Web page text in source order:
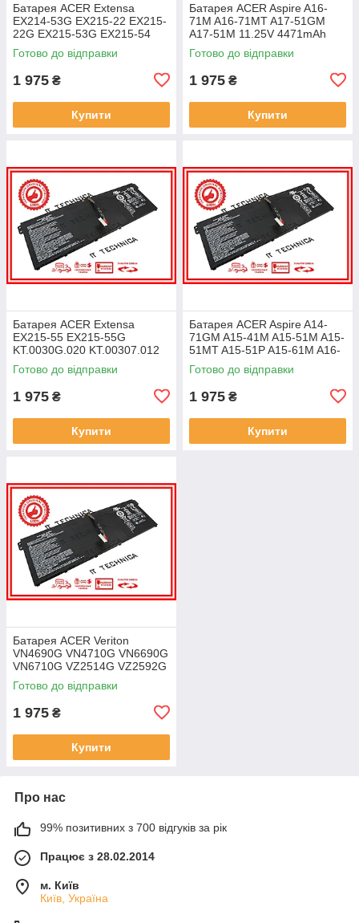
Батарея ACER Extensa
EX214-53G EX215-22 EX215-
22G EX215-53G EX215-54
EX215-54G 11.25V 4471mAh
ОРИГІНАЛ
Готово до відправки
1 975 ₴
Купити
Батарея ACER Aspire A16-
71M A16-71MT A17-51GM
A17-51M 11.25V 4471mAh
ОРИГІНАЛ
Готово до відправки
1 975 ₴
Купити
Батарея ACER Extensa
EX215-55 EX215-55G
KT.0030G.020 KT.00307.012
11.25V 4471mAh ОРИГІНАЛ
Готово до відправки
1 975 ₴
Купити
Батарея ACER Aspire A14-
71GM A15-41M A15-51M A15-
51MT A15-51P A15-61M A16-
51GM 11.25V 4471mAh
ОРИГІНАЛ
Готово до відправки
1 975 ₴
Купити
Батарея ACER Veriton
VN4690G VN4710G VN6690G
VN6710G VZ2514G VZ2592G
VZ2594G 11.25V 4471mAh
ОРИГІНАЛ
Готово до відправки
1 975 ₴
Купити
Про нас
99% позитивних з 700 відгуків за рік
Працює з 28.02.2014
м. Київ
Київ, Україна